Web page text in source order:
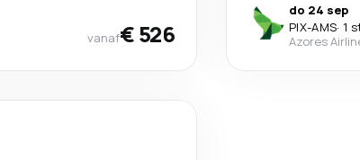
vanaf€ 526
do 24 sep
PIX-AMS· 1
Azores